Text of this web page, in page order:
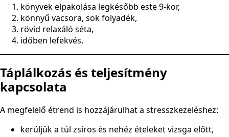
könyvek elpakolása legkésőbb este 9-kor,
könnyű vacsora, sok folyadék,
rövid relaxáló séta,
időben lefekvés.
Táplálkozás és teljesítmény
kapcsolata
A megfelelő étrend is hozzájárulhat a stresszkezeléshez:
kerüljük a túl zsíros és nehéz ételeket vizsga előtt,